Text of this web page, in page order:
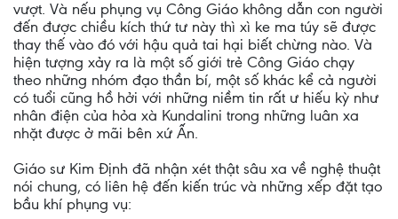
vượt. Và nếu phụng vụ Công Giáo không dẫn con người
đến được chiều kích thứ tư này thì xì ke ma túy sẽ được
thay thế vào đó với hậu quả tai hại biết chừng nào. Và
hiện tượng xảy ra là một số giới trẻ Công Giáo chạy
theo những nhóm đạo thần bí, một số khác kể cả người
có tuổi cũng hồ hởi với những niềm tin rất ư hiếu kỳ như
nhân điện của hỏa xà Kundalini trong những luân xa
nhặt được ở mãi bên xứ Ấn.
Giáo sư Kim Ðịnh đã nhận xét thật sâu xa về nghệ thuật
nói chung, có liên hệ đến kiến trúc và những xếp đặt tạo
bầu khí phụng vụ: